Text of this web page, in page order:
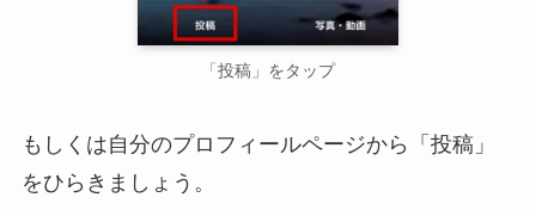
「投稿」をタップ
もしくは自分のプロフィールページから「投稿」
をひらきましょう。